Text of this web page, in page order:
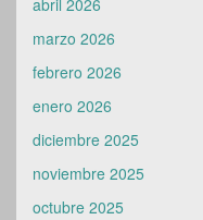
marzo 2026
febrero 2026
enero 2026
diciembre 2025
noviembre 2025
octubre 2025